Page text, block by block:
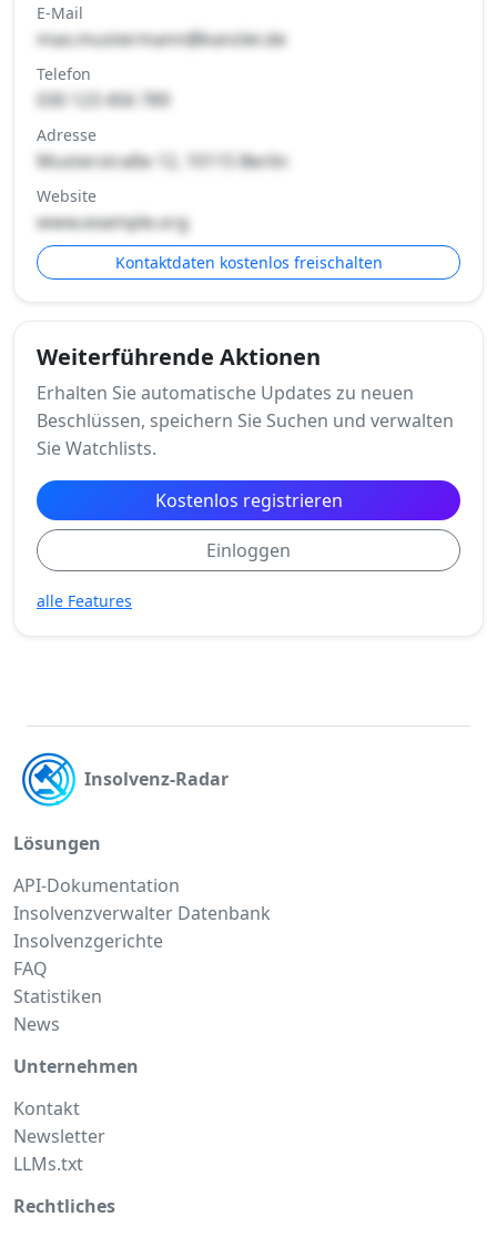
E-Mail
max.mustermann@kanzlei.de
Telefon
030 123 456 789
Adresse
Musterstraße 12, 10115 Berlin
Website
www.example.org
Kontaktdaten kostenlos freischalten
Weiterführende Aktionen
Erhalten Sie automatische Updates zu neuen
Beschlüssen, speichern Sie Suchen und verwalten
Sie Watchlists.
Kostenlos registrieren
Einloggen
alle Features
Insolvenz-Radar
Lösungen
API-Dokumentation
Insolvenzverwalter Datenbank
Insolvenzgerichte
FAQ
Statistiken
News
Unternehmen
Kontakt
Newsletter
LLMs.txt
Rechtliches